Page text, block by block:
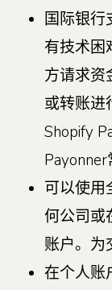
国际银行
有技术困
方请求资
或转账进
Shopify
可以使用
何公司或
账户。为
在个人账